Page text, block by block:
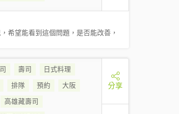
希望能看到這個問題，是否能改善，
壽司
日式料理
排隊 預約
大阪
高雄藏壽司
分享